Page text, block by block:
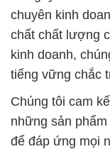
chuyên kinh
chất chất lượng
kinh doanh,
tiếng vững chắc
Chúng tôi cam
những sản
để đáp ứng mọi